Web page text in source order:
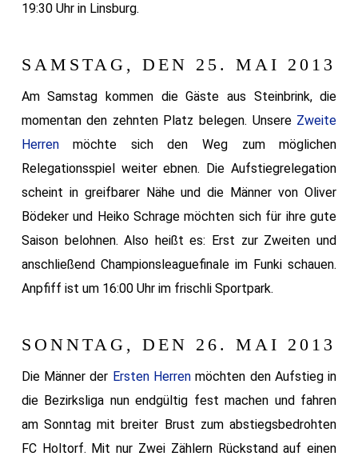
19:30 Uhr in Linsburg.
SAMSTAG, DEN 25. MAI 2013
Am Samstag kommen die Gäste aus Steinbrink, die
momentan den zehnten Platz belegen. Unsere Zweite
Herrenmöchte sich den Weg zum möglichen
Relegationsspiel weiter ebnen. Die Aufstiegrelegation
scheint in greifbarer Nähe und die Männer von Oliver
Bödeker und Heiko Schrage möchten sich für ihre gute
Saison belohnen. Also heißt es: Erst zur Zweiten und
anschließend Championsleaguefinale im Funki schauen.
Anpfiff ist um 16:00 Uhr im frischli Sportpark.
SONNTAG, DEN 26. MAI 2013
Die Männer der Ersten Herren möchten den Aufstieg in
die Bezirksliga nun endgültig fest machen und fahren
am Sonntag mit breiter Brust zum abstiegsbedrohten
FC Holtorf. Mit nur Zwei Zählern Rückstand auf einen